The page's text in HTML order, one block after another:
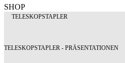
SHOP
TELESKOPSTAPLER
TELESKOPSTAPLER - PRÄSENTATIONEN